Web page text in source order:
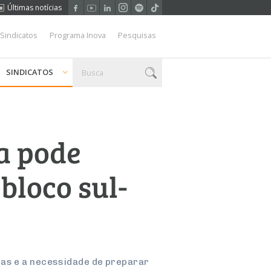
Últimas notícias
Programa Inova Pesquisas
SINDICATOS
pode
sul-
e a necessidade de preparar